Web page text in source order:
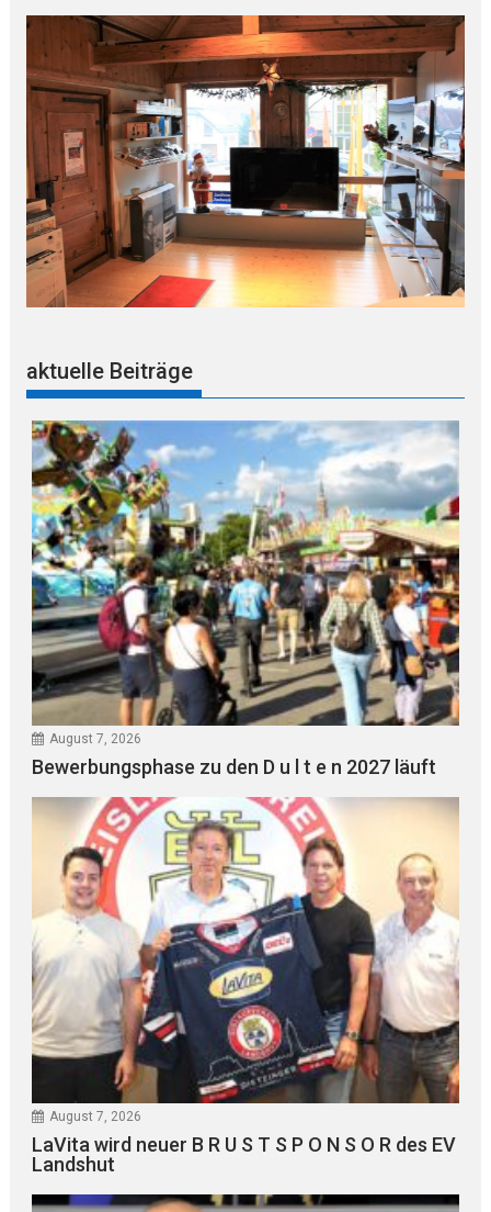
aktuelle Beiträge
August 7, 2026
Bewerbungsphase zu den D u l t e n 2027 läuft
August 7, 2026
LaVita wird neuer B R U S T S P O N S O R des EV
Landshut